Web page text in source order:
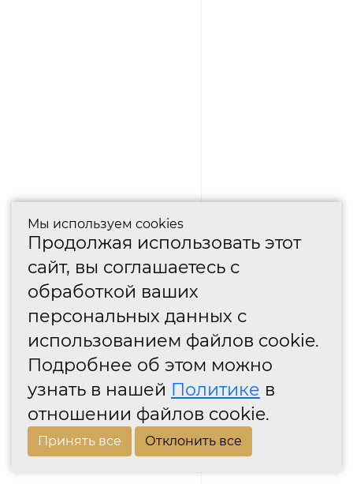
Мы используем cookies
Продолжая использовать этот
сайт, вы соглашаетесь с
обработкой ваших
персональных данных с
использованием файлов cookie.
Подробнее об этом можно
узнать в нашей Политике в
отношении файлов cookie.
Принять все Отклонить все